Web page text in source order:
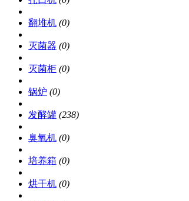
翻堆机 (0)
灭菌器 (0)
灭菌柜 (0)
锅炉 (0)
发酵罐 (238)
臭氧机 (0)
培养箱 (0)
烘干机 (0)